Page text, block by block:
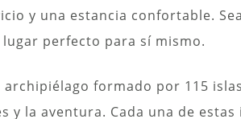
y una estancia confortable.
perfecto para sí mismo.
formado por 115
y la aventura. Cada una de estas